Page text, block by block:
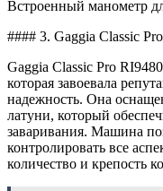
Встроенный манометр
#### 3. Gaggia Classic
Gaggia Classic Pro
которая завоевала
надежность. Она
латуни, который
заваривания. Машина
контролировать все
количество и крепость